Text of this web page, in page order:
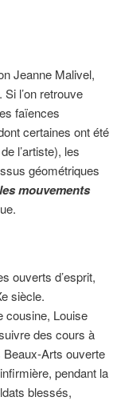
Jeanne Malivel,
l’on retrouve
faïences
certaines ont été
l’artiste), les
géométriques
mouvements
ouverts d’esprit,
siècle.
cousine, Louise
des cours à
Beaux-Arts ouverte
pendant la
blessés,